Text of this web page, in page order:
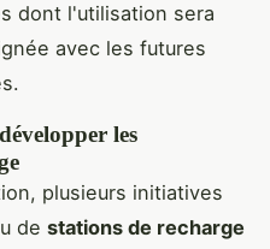
dont l'utilisation sera
avec les futures
les
plusieurs initiatives
de stations de recharge